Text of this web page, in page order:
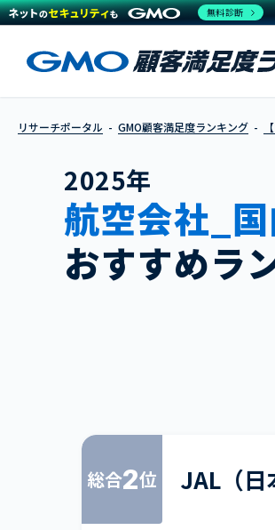
リサーチポータル GMO顧客満足度ランキング
2025年
航空会社_
おすすめラ
総合2位 JAL（日
無料診断